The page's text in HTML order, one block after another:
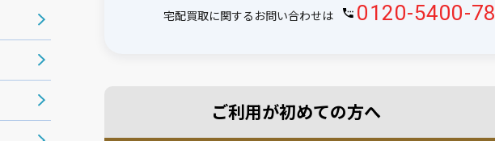
宅配買取に関するお問い合わせは 0120-5400-78
ご利用が初めての方へ